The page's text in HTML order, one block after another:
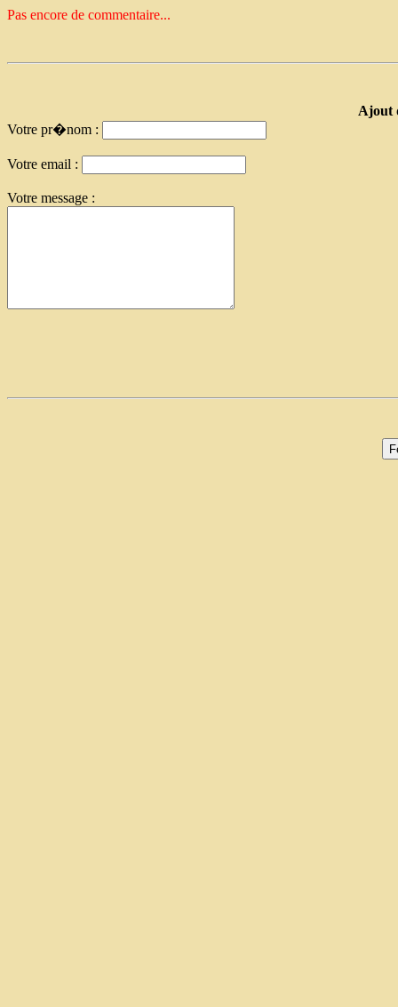
Pas encore de commentaire...
Ajout
Votre pr�nom :
Votre email :
Votre message :